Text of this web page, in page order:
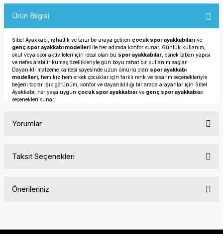
Ürün Bilgisi
Sibel Ayakkabı, rahatlık ve tarzı bir araya getiren çocuk spor ayakkabıları ve
genç spor ayakkabı modelleri ile her adımda konfor sunar. Günlük kullanım,
okul veya spor aktiviteleri için ideal olan bu spor ayakkabılar , esnek taban yapısı
ve nefes alabilir kumaş özellikleriyle gün boyu rahat bir kullanım sağlar.
Dayanıklı malzeme kalitesi sayesinde uzun ömürlü olan spor ayakkabı
modelleri , hem kız hem erkek çocuklar için farklı renk ve tasarım seçenekleriyle
beğeni toplar. Şık görünüm, konfor ve dayanıklılığı bir arada arayanlar için Sibel
Ayakkabı, her yaşa uygun çocuk spor ayakkabısı ve genç spor ayakkabısı
seçenekleri sunar.
Yorumlar
Taksit Seçenekleri
Önerileriniz